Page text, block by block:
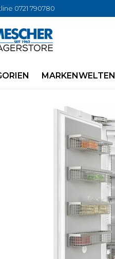
0721 790780
MARKENWELTEN